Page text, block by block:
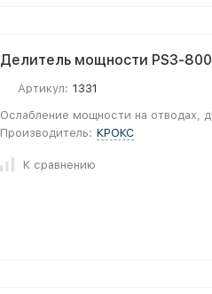
Делитель мощности PS3-
Артикул: 1331
Ослабление мощности на отводах,
Производитель: КРОКС
К сравнению